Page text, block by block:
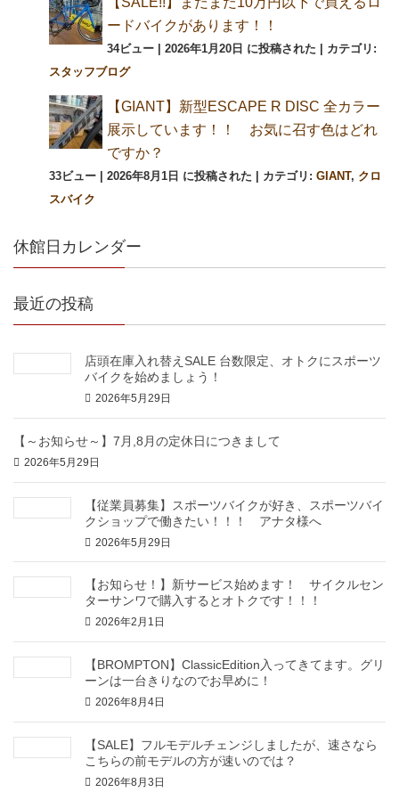
ードバイクがあります！！
34ビュー 2026年1月20日 に投稿された
カテゴリ:
スタッフブログ
【GIANT】新型ESCAPE R DISC 全カラー
展示しています！！ お気に召す色はどれ
ですか？
33ビュー 2026年8月1日 に投稿された カテゴリ: GIANT, クロ
スバイク
休館日カレンダー
最近の投稿
店頭在庫入れ替えSALE 台数限定、オトクにスポーツ
バイクを始めましょう！
2026年5月29日
【～お知らせ～】7月,8月の定休日につきまして
2026年5月29日
【従業員募集】スポーツバイクが好き、スポーツバイ
クショップで働きたい！！！ アナタ様へ
2026年5月29日
【お知らせ！】新サービス始めます！ サイクルセン
ターサンワで購入するとオトクです！！！
2026年2月1日
【BROMPTON】ClassicEdition入ってきてます。グリ
ーンは一台きりなのでお早めに！
2026年8月4日
【SALE】フルモデルチェンジしましたが、速さなら
こちらの前モデルの方が速いのでは？
2026年8月3日